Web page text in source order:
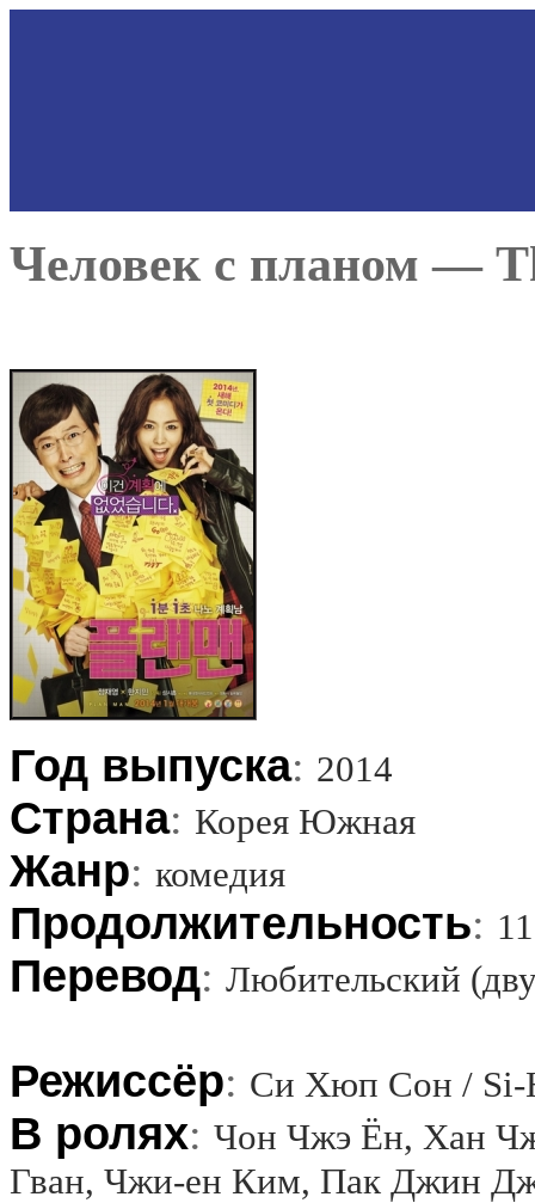
Человек с планом —
Год выпуска: 2014
Страна: Корея Южная
Жанр: комедия
Продолжительность:
Перевод: Любительский
Режиссёр: Си Хюп Сон / Si-
В ролях: Чон Чжэ Ён, Хан
Гван, Чжи-ен Ким, Пак Джин